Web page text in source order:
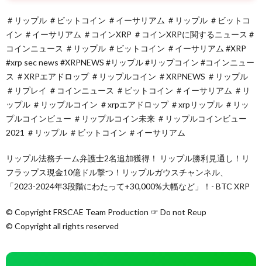
＃リップル ＃ビットコイン ＃イーサリアム ＃リップル ＃ビットコ
イン ＃イーサリアム ＃コインXRP ＃コインXRPに関するニュース＃
コインニュース ＃リップル ＃ビットコイン ＃イーサリアム #XRP
#xrp sec news #XRPNEWS #リップル #リップコイン #コインニュー
ス ＃XRPエアドロップ ＃リップルコイン ＃XRPNEWS ＃リップル
＃リプレイ ＃コインニュース ＃ビットコイン ＃イーサリアム ＃リ
ップル ＃リップルコイン ＃xrpエアドロップ ＃xrpリップル ＃リッ
プルコインビュー ＃リップルコイン未来 ＃リップルコインビュー
2021 ＃リップル ＃ビットコイン ＃イーサリアム
リップル法務チーム弁護士2名追加獲得！ リップル勝利見通し！リ
フラップス現金10億ドル撃つ！リップルガウスチャンネル、
「2023-2024年3段階にわたって+30,000%大幅など」！- BTC XRP
© Copyright FRSCAE Team Production ☞ Do not Reup
© Copyright all rights reserved